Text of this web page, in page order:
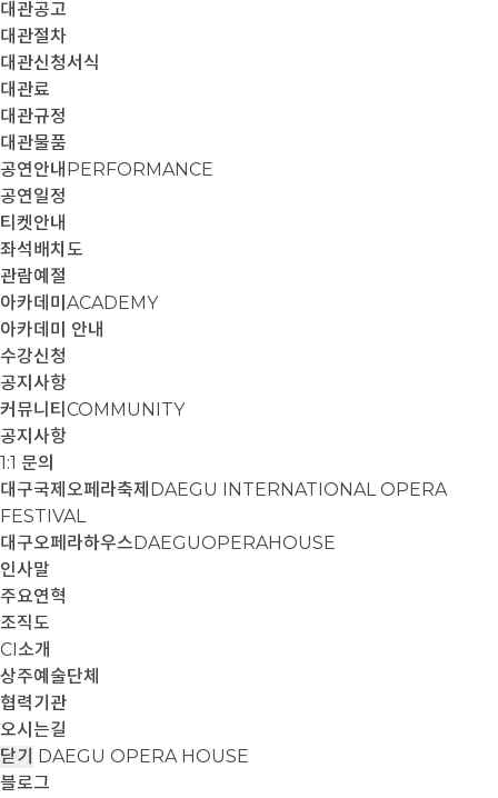
대관공고
대관절차
대관신청서식
대관료
대관규정
대관물품
공연안내 PERFORMANCE
공연일정
티켓안내
좌석배치도
관람예절
아카데미 ACADEMY
아카데미 안내
수강신청
공지사항
커뮤니티 COMMUNITY
공지사항
1:1 문의
대구국제오페라축제 DAEGU INTERNATIONAL OPERA
FESTIVAL
대구오페라하우스DAEGUOPERAHOUSE
인사말
주요연혁
조직도
CI소개
상주예술단체
협력기관
오시는길
닫기 DAEGU OPERA HOUSE
블로그